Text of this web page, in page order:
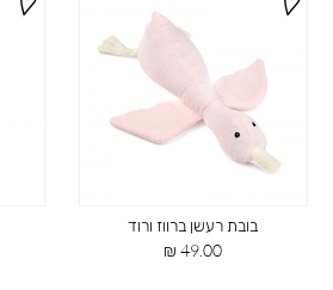
בובת רעשן ברווז ורוד
מחיר
49.00 ₪